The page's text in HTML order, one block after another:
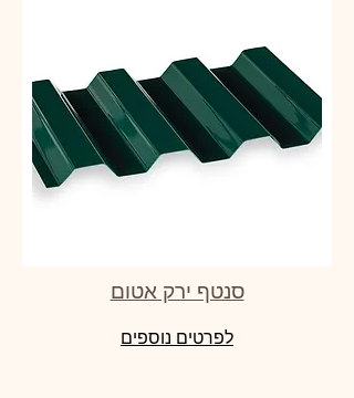
סנטף ירק אטום
לפרטים נוספים